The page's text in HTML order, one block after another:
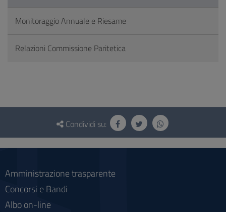
Monitoraggio Annuale e Riesame
Relazioni Commissione Paritetica
Questionario
social
Condividi su:
Amministrazione trasparente
Concorsi e Bandi
Albo on-line